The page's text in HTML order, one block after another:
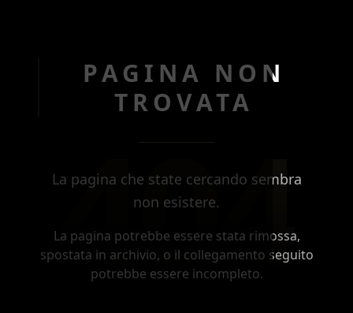
404
PAGINA NON
TROVATA
La pagina che state cercando sembra
non esistere.
La pagina potrebbe essere stata rimossa,
spostata in archivio, o il collegamento seguito
potrebbe essere incompleto.